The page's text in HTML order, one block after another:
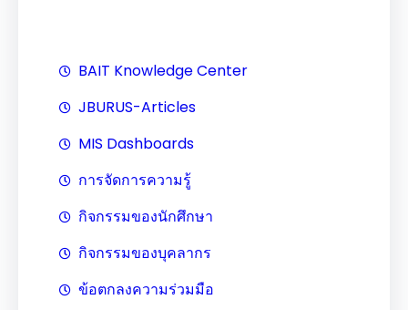
BAIT Knowledge Center
JBURUS-Articles
MIS Dashboards
การจัดการความรู้
กิจกรรมของนักศึกษา
กิจกรรมของบุคลากร
ข้อตกลงความร่วมมือ